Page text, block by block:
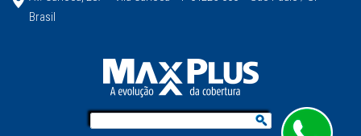
Brasil